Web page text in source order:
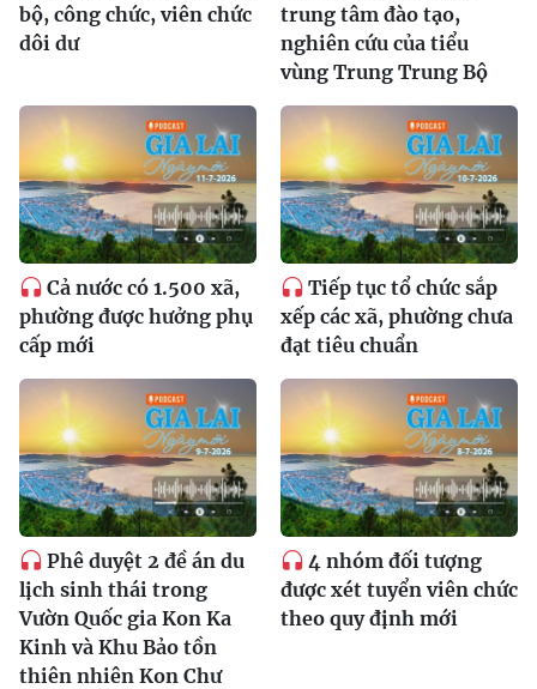
bộ, công chức, viên chức
dôi dư
trung tâm đào tạo,
nghiên cứu của tiểu
vùng Trung Trung Bộ
Cả nước có 1.500 xã,
phường được hưởng phụ
cấp mới
Tiếp tục tổ chức sắp
xếp các xã, phường chưa
đạt tiêu chuẩn
Phê duyệt 2 đề án du
lịch sinh thái trong
Vườn Quốc gia Kon Ka
Kinh và Khu Bảo tồn
thiên nhiên Kon Chư
4 nhóm đối tượng
được xét tuyển viên chức
theo quy định mới